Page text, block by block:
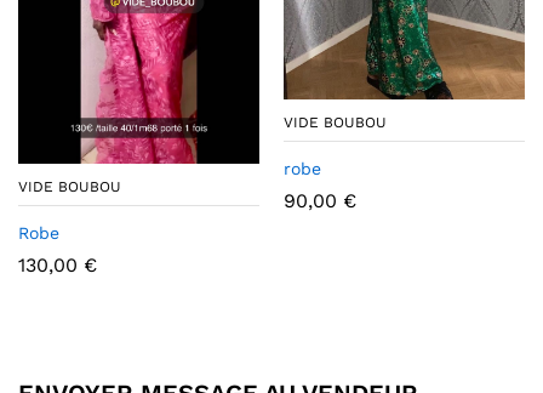
VIDE BOUBOU
Robe
130,00 €
VIDE BOUBOU
robe
90,00 €